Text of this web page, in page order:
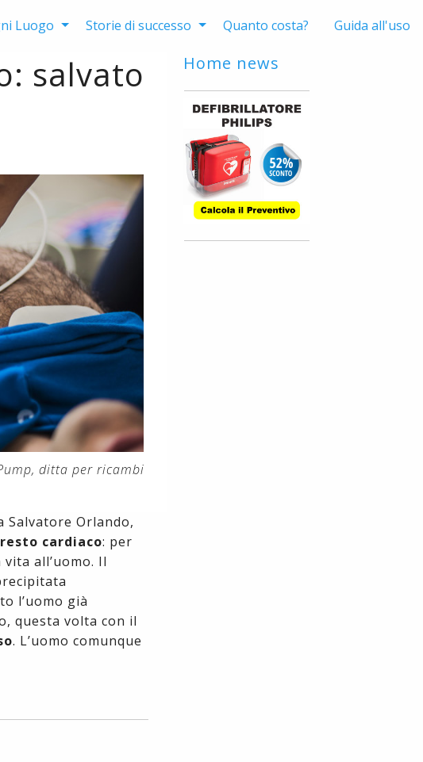
Luogo Storie di successo Quanto costa? Guida all'uso
salvato
ditta per ricambi
Salvatore Orlando,
cardiaco: per
all’uomo. Il
l’uomo già
questa volta con il
. L’uomo comunque
Home news